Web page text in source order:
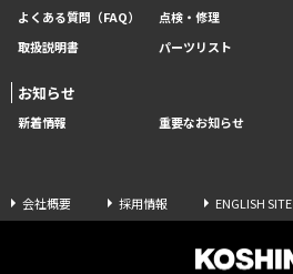
よくある質問（FAQ） 点検・修理
取扱説明書
パーツリスト
お知らせ
新着情報 重要なお知らせ
会社概要 採用情報 ENGLISH SITE